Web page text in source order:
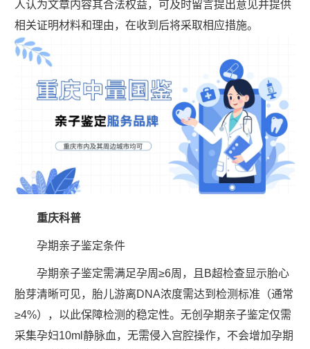
人认为文章内容其合法权益，可及时留言提出意见并提供
相关证明材料和理由，在收到后将采取相应措施。
重庆科普
孕期亲子鉴定条件
孕期亲子鉴定需满足孕周≥6周，且B超检查显示胎心
胎芽清晰可见，胎儿游离DNA浓度需达到检测标准（通常
≥4%），以此保障检测的稳定性。无创孕期亲子鉴定仅需
采集孕妇10ml静脉血，无需侵入宫腔操作，不会增加孕期